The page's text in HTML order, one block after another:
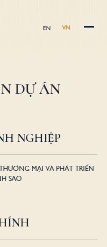
EN VN
DỰ ÁN
NGHIỆP
MẠI VÀ PHÁT TRIỂN
SAO